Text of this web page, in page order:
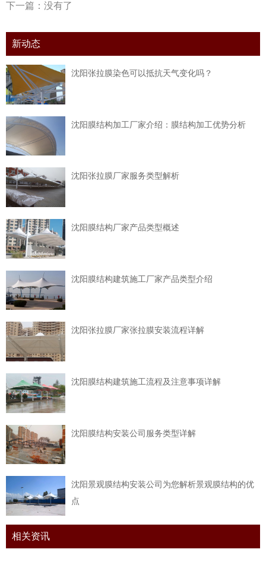
下一篇：没有了
新动态
沈阳张拉膜染色可以抵抗天气变化吗？
沈阳膜结构加工厂家介绍：膜结构加工优势分析
沈阳张拉膜厂家服务类型解析
沈阳膜结构厂家产品类型概述
沈阳膜结构建筑施工厂家产品类型介绍
沈阳张拉膜厂家张拉膜安装流程详解
沈阳膜结构建筑施工流程及注意事项详解
沈阳膜结构安装公司服务类型详解
沈阳景观膜结构安装公司为您解析景观膜结构的优
点
相关资讯